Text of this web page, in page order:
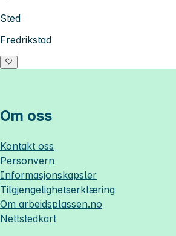
Sted
Fredrikstad
Om oss
Kontakt oss
Personvern
Informasjonskapsler
Tilgjengelighetserklæring
Om arbeidsplassen.no
Nettstedkart